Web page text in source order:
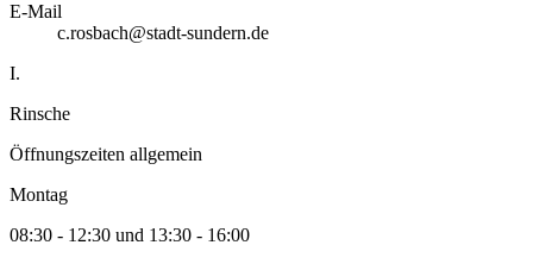
E-Mail
c.rosbach@stadt-sundern.de
I.
Rinsche
Öffnungszeiten allgemein
Montag
08:30 - 12:30 und 13:30 - 16:00